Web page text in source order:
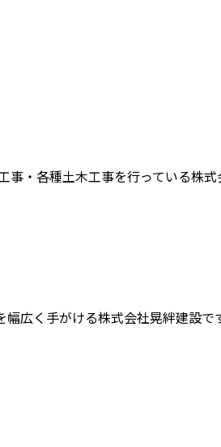
・各種土木工事を行っている株式
広く手がける株式会社晃絆建設で